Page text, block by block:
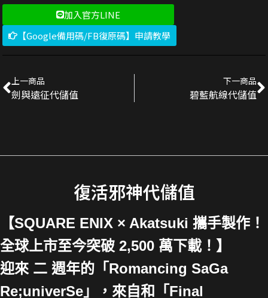
加入官方LINE
【Google備用碼/FB復原碼】申請教學
上一商品
劍與遠征代儲值
下一商品
碧藍航線代儲值
復活邪神代儲值
【SQUARE ENIX × Akatsuki 攜手製作！
全球上市至今突破 2,500 萬下載！】
迎來 二 週年的「Romancing SaGa
Re;univerSe」，來自和「Final